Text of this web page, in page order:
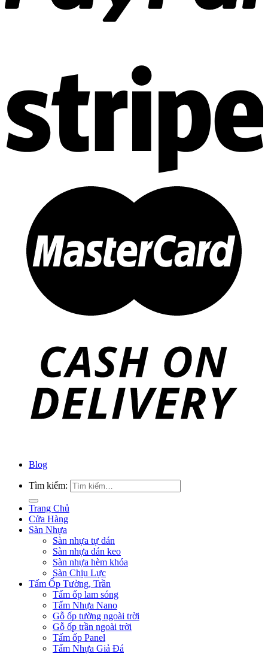
Blog
Tìm kiếm:
Trang Chủ
Cửa Hàng
Sàn Nhựa
Sàn nhựa tự dán
Sàn nhựa dán keo
Sàn nhựa hèm khóa
Sàn Chịu Lực
Tấm Ốp Tường, Trần
Tấm ốp lam sóng
Tấm Nhựa Nano
Gỗ ốp tường ngoài trời
Gỗ ốp trần ngoài trời
Tấm ốp Panel
Tấm Nhựa Giả Đá